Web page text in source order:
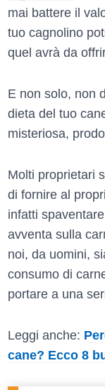
mai battere il
tuo cagnolino
quel avrà da
E non solo, non
dieta del tuo
misteriosa,
Molti proprietari
di fornire al
infatti
avventa sulla
noi, da uomini,
consumo di
portare a una
Leggi anche:
cane? Ecco 8